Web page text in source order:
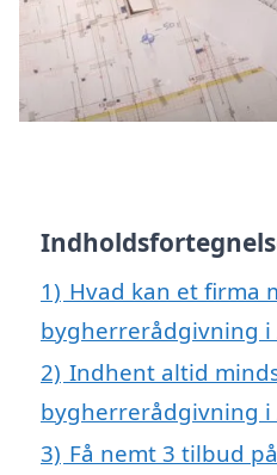
1) Hvad kan et firma
bygherrerådgivning i
2) Indhent altid
bygherrerådgivning i
3) Få nemt 3 tilbud på